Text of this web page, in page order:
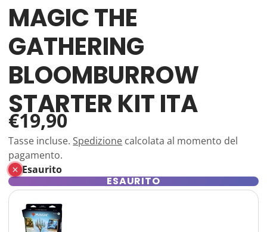
MAGIC THE
GATHERING
BLOOMBURROW
STARTER KIT ITA
€19,90
Tasse incluse. Spedizione calcolata al momento del
pagamento.
Esaurito
ESAURITO